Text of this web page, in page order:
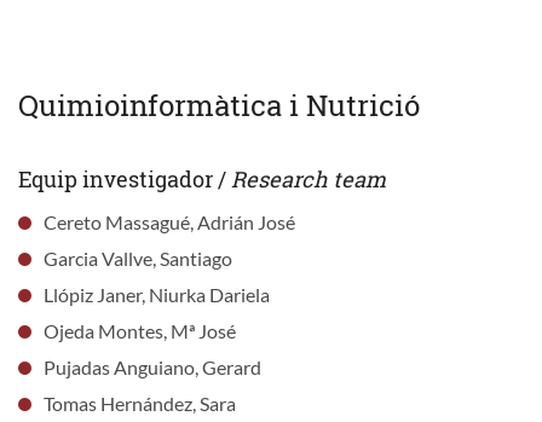
Quimioinformàtica i Nutrició
Equip investigador / Research team
Cereto Massagué, Adrián José
Garcia Vallve, Santiago
Llópiz Janer, Niurka Dariela
Ojeda Montes, Mª José
Pujadas Anguiano, Gerard
Tomas Hernández, Sara